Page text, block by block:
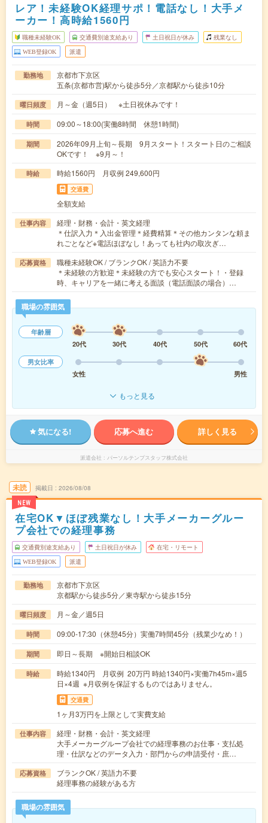
レア！未経験OK経理サポ！電話なし！大手メ
ーカー！高時給1560円
職種未経験OK 交通費別途支給あり 土日祝日が休み 残業なし
WEB登録OK 派遣
勤務地
京都市下京区
五条(京都市営)駅から徒歩5分／京都駅から徒歩10分
曜日頻度 月～金（週5日） ※土日祝休みです！
時間 09:00～18:00(実働8時間 休憩1時間)
期間
2026年09月上旬～長期 9月スタート！スタート日のご相談
OKです！ ※9月～！
時給 時給1560円 月収例 249,600円
交通費
全額支給
仕事内容
経理・財務・会計・英文経理
＊仕訳入力＊入出金管理＊経費精算＊その他カンタンな頼ま
れごとなど※電話ほぼなし！あっても社内の取次ぎ…
応募資格
職種未経験OK / ブランクOK / 英語力不要
＊未経験の方歓迎＊未経験の方でも安心スタート！・登録
時、キャリアを一緒に考える面談（電話面談の場合）…
職場の雰囲気
年齢層
20代
30代 40代 50代
60代
男女比率
女性
男性
もっと見る
気になる! 応募へ進む 詳しく見る
派遣会社 パーソルテンプスタッフ株式会社
未読
NEW
掲載日 2026/08/08
在宅OK▼ほぼ残業なし！大手メーカーグルー
プ会社での経理事務
交通費別途支給あり 土日祝日が休み 在宅・リモート
WEB登録OK 派遣
勤務地
京都市下京区
京都駅から徒歩5分／東寺駅から徒歩15分
曜日頻度 月～金／週5日
時間 09:00-17:30（休憩45分）実働7時間45分（残業少なめ！）
期間 即日～長期 ※開始日相談OK
時給
時給1340円 月収例 20万円 時給1340円×実働7h45m×週5
日×4週 ※月収例を保証するものではありません。
交通費
1ヶ月3万円を上限として実費支給
仕事内容
経理・財務・会計・英文経理
大手メーカーグループ会社での経理事務のお仕事・支払処
理・仕訳などのデータ入力・部門からの申請受付・庶…
応募資格
ブランクOK / 英語力不要
経理事務の経験がある方
職場の雰囲気